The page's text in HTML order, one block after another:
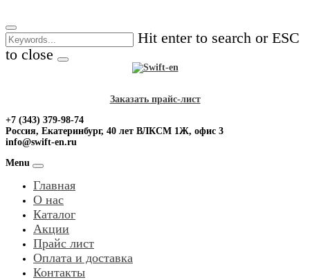
to
content
Hit enter to search or ESC
to close
Заказать прайс-лист
+7 (343) 379-98-74
Россия, Екатеринбург, 40 лет ВЛКСМ 1Ж, офис 3
info@swift-en.ru
Menu
Главная
О нас
Каталог
Акции
Прайс лист
Оплата и доставка
Контакты